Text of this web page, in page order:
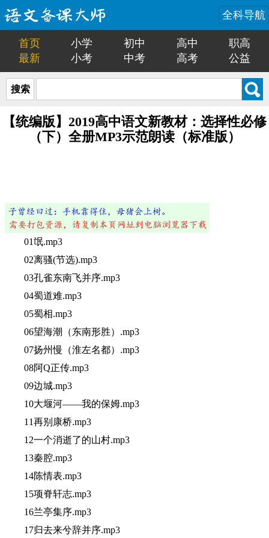
全科导航
首页 小学 初中 高中
职高
最新
小考 中考 高考 公益
搜索
【统编版】2019高中语文新教材：选择性必修
（下）全册MP3示范朗读（标准版）
01氓.mp3
02离骚(节选).mp3
03孔雀东南飞并序.mp3
04蜀道难.mp3
05蜀相.mp3
06望海潮（东南形胜）.mp3
07扬州慢（淮左名都）.mp3
08阿Q正传.mp3
09边城.mp3
10大堰河——我的保姆.mp3
11再别康桥.mp3
12一个消逝了的山村.mp3
13秦腔.mp3
14陈情表.mp3
15项脊轩志.mp3
16兰亭集序.mp3
17归去来兮辞并序.mp3